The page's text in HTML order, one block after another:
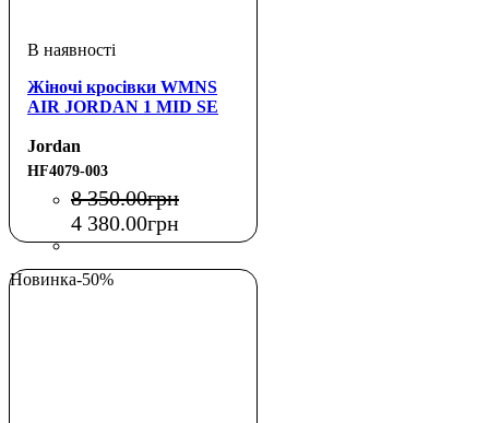
Жіночі кросівки WMNS
AIR JORDAN 1 MID SE
Jordan
HF4079-003
8 350.00грн
4 380.00грн
Новинка-50%